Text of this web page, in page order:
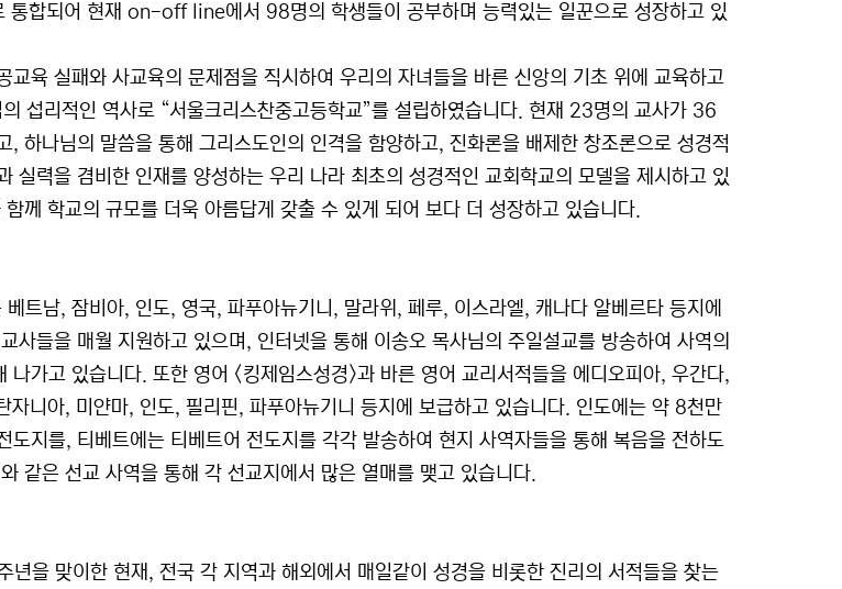
통합되어 현재 on-off line에서 98명의 학생들이 공부하며 능력있는 일꾼으로 성장하고 있
교육 실패와 사교육의 문제점을 직시하여 우리의 자녀들을 바른 신앙의 기초 위에 교육하고
섭리적인 역사로 “서울크리스찬중고등학교”를 설립하였습니다. 현재 23명의 교사가 36
, 하나님의 말씀을 통해 그리스도인의 인격을 함양하고, 진화론을 배제한 창조론으로 성경적
실력을 겸비한 인재를 양성하는 우리 나라 최초의 성경적인 교회학교의 모델을 제시하고 있
께 학교의 규모를 더욱 아름답게 갖출 수 있게 되어 보다 더 성장하고 있습니다.
베트남, 잠비아, 인도, 영국, 파푸아뉴기니, 말라위, 페루, 이스라엘, 캐나다 알베르타 등지에
사들을 매월 지원하고 있으며, 인터넷을 통해 이송오 목사님의 주일설교를 방송하여 사역의
나가고 있습니다. 또한 영어 <킹제임스성경>과 바른 영어 교리서적들을 에디오피아, 우간다,
자니아, 미얀마, 인도, 필리핀, 파푸아뉴기니 등지에 보급하고 있습니다. 인도에는 약 8천만
도지를, 티베트에는 티베트어 전도지를 각각 발송하여 현지 사역자들을 통해 복음을 전하도
같은 선교 사역을 통해 각 선교지에서 많은 열매를 맺고 있습니다.
년을 맞이한 현재, 전국 각 지역과 해외에서 매일같이 성경을 비롯한 진리의 서적들을 찾는